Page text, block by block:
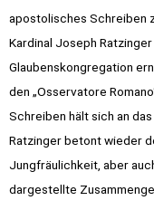
apostolisches Schreiben
Kardinal Joseph
Glaubenskongregation
den „Osservatore
Schreiben hält sich an
Ratzinger betont wieder
Jungfräulichkeit, aber
dargestellte